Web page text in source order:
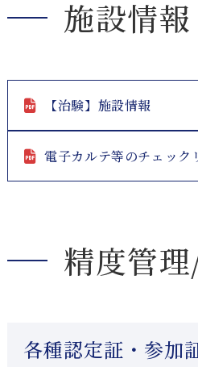
施設情報
【治験】施設情報
電子カルテ等のチェック
精度管
各種認定証・参加